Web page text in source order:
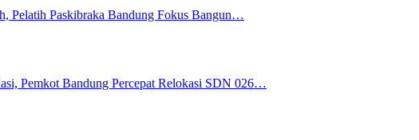
Pelatih Paskibraka Bandung Fokus Bangun…
Pemkot Bandung Percepat Relokasi SDN 026…